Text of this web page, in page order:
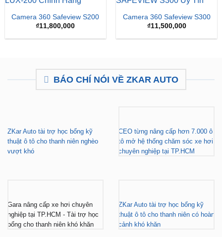
Camera 360 Safeview S200
₫11,800,000
Camera 360 Safeview S300
₫11,500,000
BÁO CHÍ NÓI VỀ ZKAR AUTO
ZKar Auto tài trợ học bổng kỹ
thuật ô tô cho thanh niên nghèo
vượt khó
CEO từng nâng cấp hơn 7.000 ô
tô mở hệ thống chăm sóc xe hơi
chuyên nghiệp tại TP.HCM
Gara nâng cấp xe hơi chuyên
nghiệp tại TP.HCM - Tài trợ học
bổng cho thanh niên khó khăn
ZKar Auto tài trợ học bổng kỹ
thuật ô tô cho thanh niên có hoàn
cảnh khó khăn